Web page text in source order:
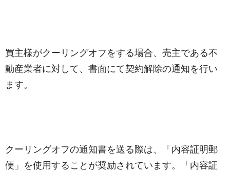
買主様がクーリングオフをする場合、売主である不
動産業者に対して、書面にて契約解除の通知を行い
ます。
クーリングオフの通知書を送る際は、「内容証明郵
便」を使用することが奨励されています。「内容証